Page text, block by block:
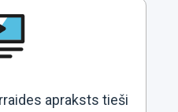
apraksts tieši